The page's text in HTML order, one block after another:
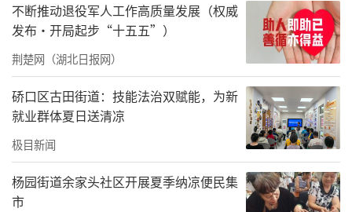
不断推动退役军人工作高质量发展（权威
发布·开局起步“十五五”）
荆楚网（湖北日报网）
硚口区古田街道：技能法治双赋能，为新
就业群体夏日送清凉
极目新闻
杨园街道余家头社区开展夏季纳凉便民集
市